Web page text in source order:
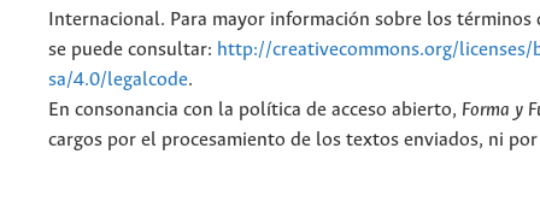
Internacional. Para mayor información sobre los términos
se puede consultar: http://creativecommons.org/licenses/
sa/4.0/legalcode.
En consonancia con la política de acceso abierto, Forma y
cargos por el procesamiento de los textos enviados, ni